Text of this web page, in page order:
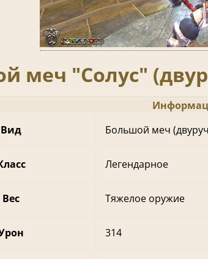
меч "Солус"
Вид
Большой меч
Легендарное
Вес Тяжелое оружие
314